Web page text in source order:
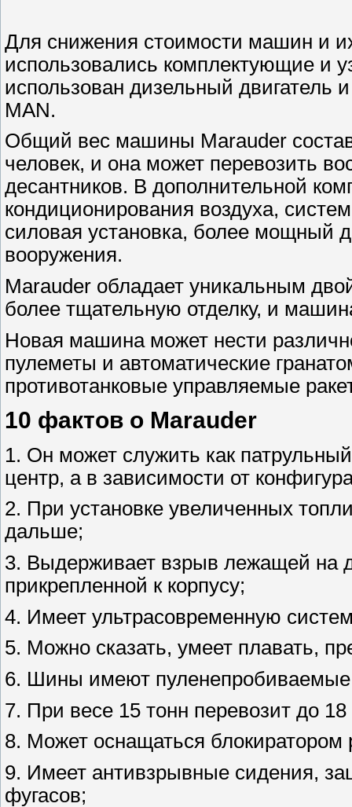
Для снижения стоимости машин и
использовались комплектующие и
использован дизельный
MAN.
Общий вес машины Marauder
человек, и она может перевозить
десантников. В дополнительной
кондиционирования воздуха,
силовая установка, более мощный
вооружения.
Marauder обладает уникальным
более тщательную отделку, и
Новая машина может нести
пулеметы и автоматические
противотанковые управляемые
10 фактов о Marauder
1. Он может служить как
центр, а в зависимости от
2. При установке увеличенных
дальше;
3. Выдерживает взрыв лежащей на
прикрепленной к корпусу;
4. Имеет ультрасовременную
5. Можно сказать, умеет плавать,
6. Шины имеют пуленепробиваемые
7. При весе 15 тонн перевозит до 18
8. Может оснащаться блокиратором
9. Имеет антивзрывные сидения,
фугасов;